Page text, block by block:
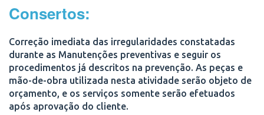
Consertos:
Correção imediata das irregularidades constatadas
durante as Manutenções preventivas e seguir os
procedimentos já descritos na prevenção. As peças e
mão-de-obra utilizada nesta atividade serão objeto de
orçamento, e os serviços somente serão efetuados
após aprovação do cliente.